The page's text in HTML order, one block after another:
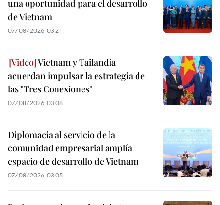
una oportunidad para el desarrollo
de Vietnam
07/08/2026 03:21
Vietnam y Tailandia
acuerdan impulsar la estrategia de
las "Tres Conexiones"
07/08/2026 03:08
Diplomacia al servicio de la
comunidad empresarial amplía
espacio de desarrollo de Vietnam
07/08/2026 03:05